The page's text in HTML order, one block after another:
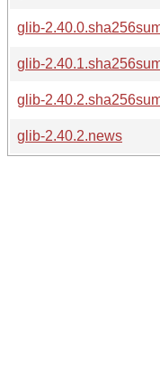
glib-
glib-
glib-
glib-2.40.2.news